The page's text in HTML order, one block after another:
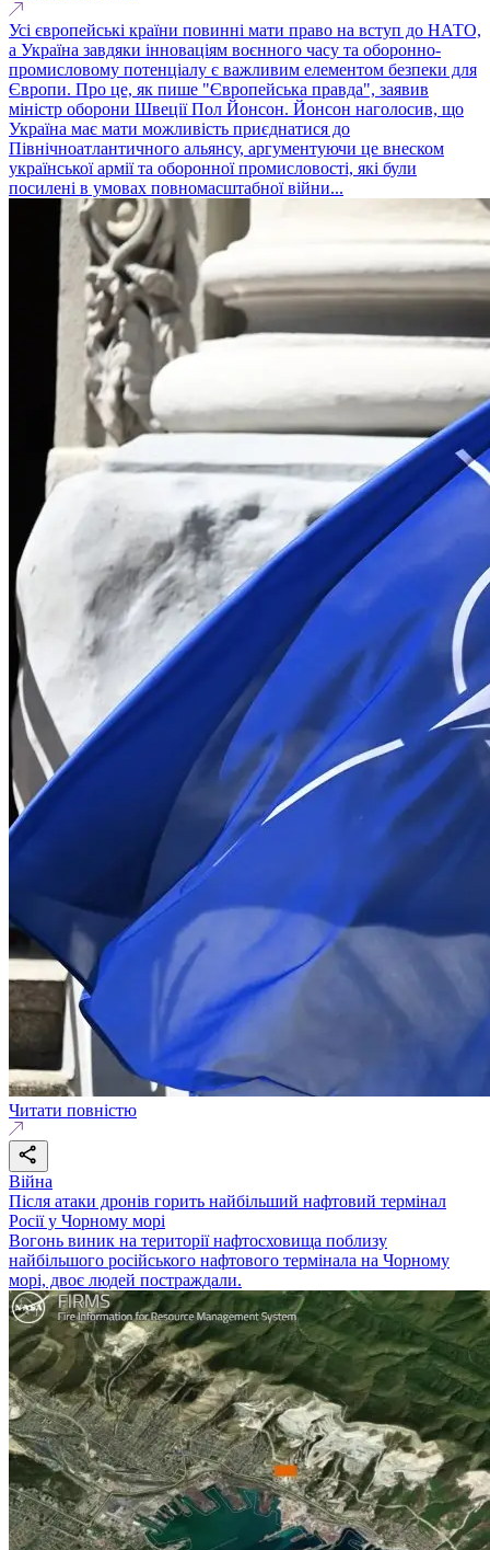
Усі європейські країни повинні мати право на вступ до НАТО,
а Україна завдяки інноваціям воєнного часу та оборонно-
промисловому потенціалу є важливим елементом безпеки для
Європи. Про це, як пише "Європейська правда", заявив
міністр оборони Швеції Пол Йонсон. Йонсон наголосив, що
Україна має мати можливість приєднатися до
Північноатлантичного альянсу, аргументуючи це внеском
української армії та оборонної промисловості, які були
посилені в умовах повномасштабної війни...
Читати повністю
Війна
Після атаки дронів горить найбільший нафтовий термінал
Росії у Чорному морі
Вогонь виник на території нафтосховища поблизу
найбільшого російського нафтового термінала на Чорному
морі, двоє людей постраждали.